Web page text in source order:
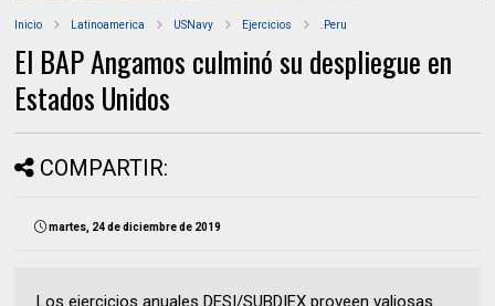
Inicio Latinoamerica USNavy Ejercicios .Peru
El BAP Angamos culminó su despliegue en
Estados Unidos
COMPARTIR:
martes, 24 de diciembre de 2019
Los ejercicios anuales DESI/SUBDIEX proveen valiosas